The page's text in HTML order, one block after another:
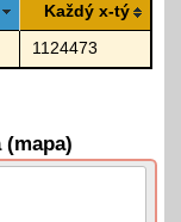
Každý x-tý
1124473
(mapa)